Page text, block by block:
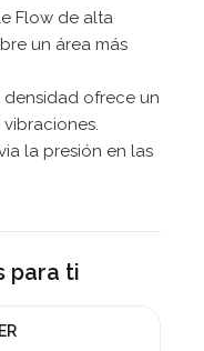
Flow de alta
un área más
ofrece un
la presión en las
para ti